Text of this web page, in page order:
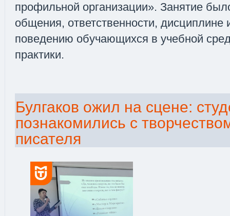
профильной организации». Занятие
общения, ответственности,
поведению обучающихся в учебной
практики.
Булгаков ожил на сцене:
познакомились с
писателя